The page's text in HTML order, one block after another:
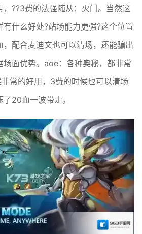
??3费的法强随从：火门。当然这
什么好处?站场能力更强?这个位置
配合麦迪文也可以清场，还能骗出
场面优势。aoe：各种奥秘，都非常
常的好用，3费的时候也可以清场
20血一波带走。